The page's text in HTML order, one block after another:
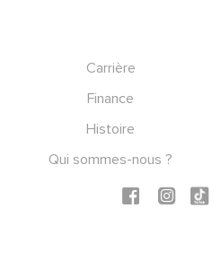
Carrière
Finance
Histoire
Qui sommes-nous ?
Social icons